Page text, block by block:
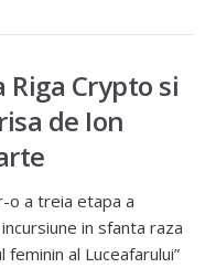
Crypto si
de Ion
o a treia etapa a
in sfanta raza
feminin al Luceafarului”